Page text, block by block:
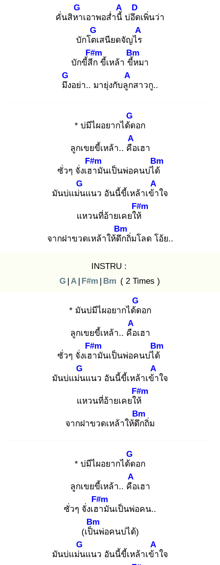
คั่นสิหา
G
เอาพอส่ำนี้
A
บ่อึด
D
เพิ่นว่า
บักโตเ
G
สนียดจัญไร
A
บักขี้สีก
F#m
ขี้เหล้า ขี้ห
Bm
มา
มึง
G
อย่า.. มายุ่งกับลูก
A
สาวกู..
* บ่มีไผอยากได้ด
G
อก
ลูกเขยขี้เหล้า.. คือ
A
เฮา
ซั่วๆ จั่งเฮา
F#m
มันเป็นพ่อคนบ่ได้
Bm
มันบ่แม่น
G
แนว อันนี้ขี้เหล้าเข้า
A
ใจ
แหวนที่อ้ายเคยให้
F#m
จากฝาขวดเหล้าให้ดึก
Bm
ถิ่มโลด โอ้ย..
INSTRU :
G | A | F#m | Bm ( 2 Times )
* มันบ่มีไผอยากได้ด
G
อก
ลูกเขยขี้เหล้า.. คือ
A
เฮา
ซั่วๆ จั่งเฮา
F#m
มันเป็นพ่อคนบ่ได้
Bm
มันบ่แม่น
G
แนว อันนี้ขี้เหล้าเข้า
A
ใจ
แหวนที่อ้ายเคยให้
F#m
จากฝาขวดเหล้าให้ดึก
Bm
ถิ่ม
* บ่มีไผอยากได้ด
G
อก
ลูกเขยขี้เหล้า.. คือ
A
เฮา
ซั่วๆ จั่งเฮา
F#m
มันเป็นพ่อคน..
(เป็น
Bm
พ่อคนบ่ได้)
มันบ่แม่น
G
แนว อันนี้ขี้เหล้าเข้า
A
ใจ